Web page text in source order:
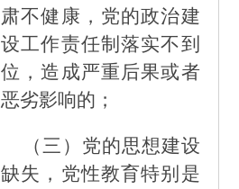
肃不健康，党的政治建
设工作责任制落实不到
位，造成严重后果或者
恶劣影响的；
（三） 党的思想建设
缺失，党性教育特别是